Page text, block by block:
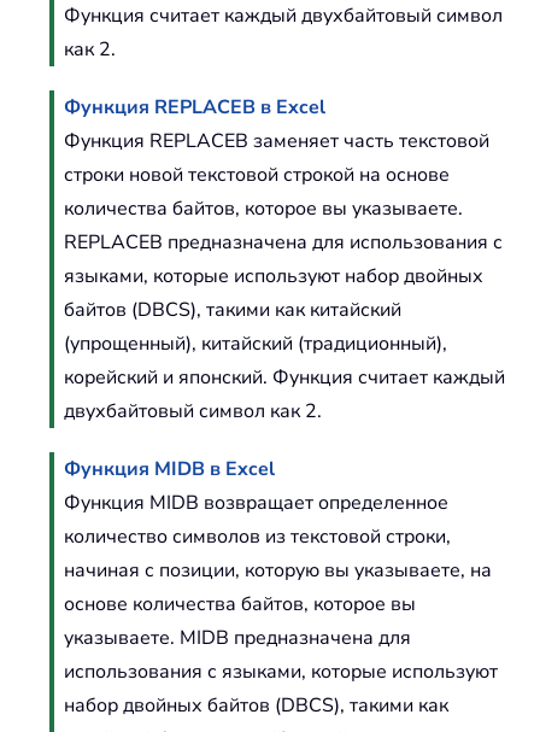
Функция считает каждый двухбайтовый символ
как 2.
Функция REPLACEB в Excel
Функция REPLACEB заменяет часть текстовой
строки новой текстовой строкой на основе
количества байтов, которое вы указываете.
REPLACEB предназначена для использования с
языками, которые используют набор двойных
байтов (DBCS), такими как китайский
(упрощенный), китайский (традиционный),
корейский и японский. Функция считает каждый
двухбайтовый символ как 2.
Функция MIDB в Excel
Функция MIDB возвращает определенное
количество символов из текстовой строки,
начиная с позиции, которую вы указываете, на
основе количества байтов, которое вы
указываете. MIDB предназначена для
использования с языками, которые используют
набор двойных байтов (DBCS), такими как